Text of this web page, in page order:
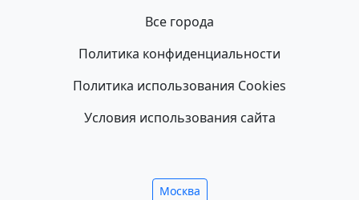
Все города
Политика конфиденциальности
Политика использования Cookies
Условия использования сайта
Москва